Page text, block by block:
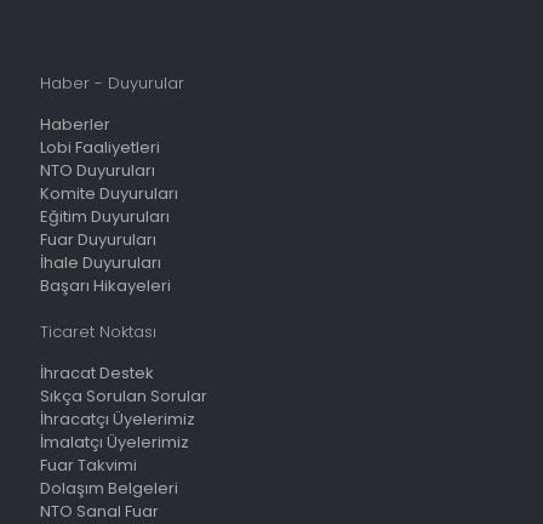
Haber - Duyurular
Haberler
Lobi Faaliyetleri
NTO Duyuruları
Komite Duyuruları
Eğitim Duyuruları
Fuar Duyuruları
İhale Duyuruları
Başarı Hikayeleri
Ticaret Noktası
İhracat Destek
Sıkça Sorulan Sorular
İhracatçı Üyelerimiz
İmalatçı Üyelerimiz
Fuar Takvimi
Dolaşım Belgeleri
NTO Sanal Fuar